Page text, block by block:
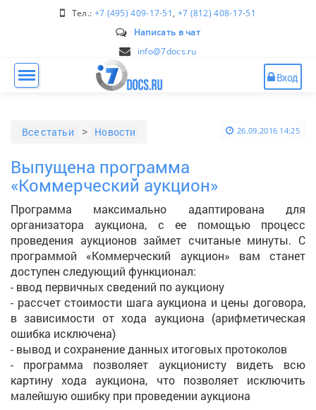
Тел.: +7 (495) 409-17-51, +7 (812) 408-17-51
Написать в чат
info@7docs.ru
Вход
Все статьи Новости 26.09.2016 14:25
Выпущена программа
«Коммерческий аукцион»
Программа максимально адаптирована для
организатора аукциона, с ее помощью процесс
проведения аукционов займет считаные минуты. С
программой «Коммерческий аукцион» вам станет
доступен следующий функционал:
- ввод первичных сведений по аукциону
- рассчет стоимости шага аукциона и цены договора,
в зависимости от хода аукциона (арифметическая
ошибка исключена)
- вывод и сохранение данных итоговых протоколов
- программа позволяет аукционисту видеть всю
картину хода аукциона, что позволяет исключить
малейшую ошибку при проведении аукциона